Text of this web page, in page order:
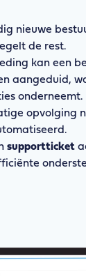
nieuwe
de rest.
kan een
aangeduid,
onderneemt.
opvolging
supportticket